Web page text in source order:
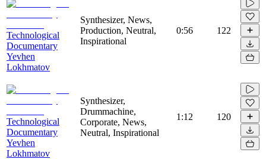
Technological
Documentary
Yevhen
Lokhmatov
Synthesizer, News,
Production, Neutral,
Inspirational
0:56 122
Technological
Documentary
Yevhen
Lokhmatov
Synthesizer,
Drummachine,
Corporate, News,
Neutral, Inspirational
1:12 120